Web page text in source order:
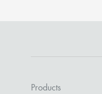
Products